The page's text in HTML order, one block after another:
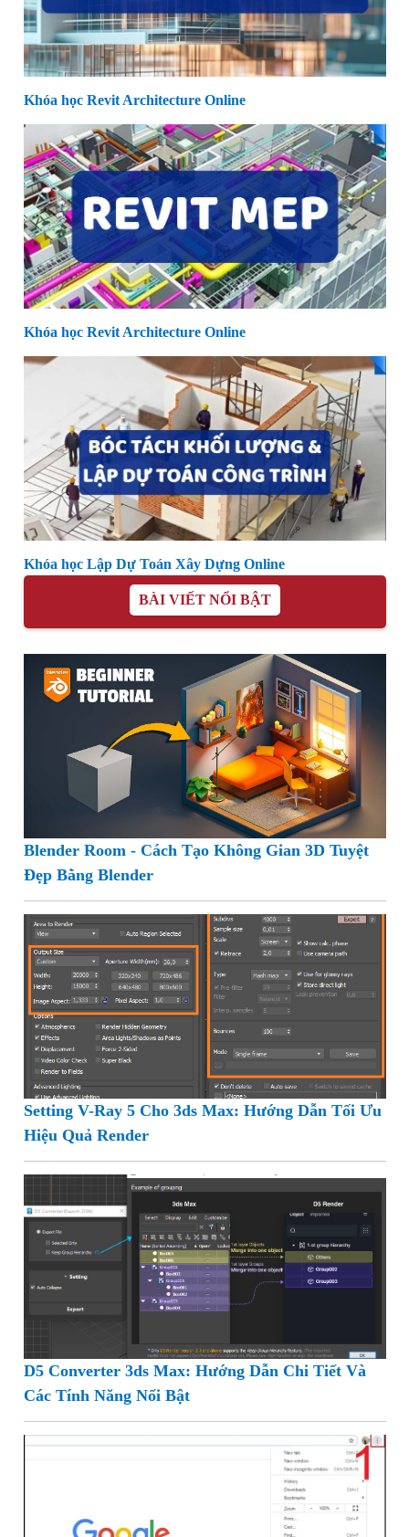
Khóa học Revit Architecture Online
Khóa học Revit Architecture Online
Khóa học Lập Dự Toán Xây Dựng Online
BÀI VIẾT NỔI BẬT
Blender Room - Cách Tạo Không Gian 3D Tuyệt
Đẹp Bằng Blender
Setting V-Ray 5 Cho 3ds Max: Hướng Dẫn Tối Ưu
Hiệu Quả Render
D5 Converter 3ds Max: Hướng Dẫn Chi Tiết Và
Các Tính Năng Nổi Bật